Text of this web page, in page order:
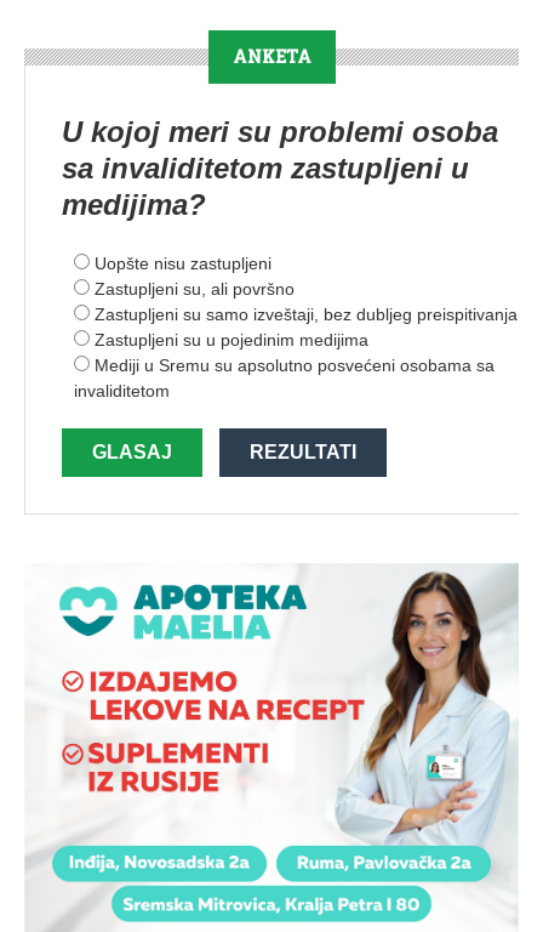
ANKETA
U kojoj meri su problemi osoba
sa invaliditetom zastupljeni u
medijima?
Uopšte nisu zastupljeni
Zastupljeni su, ali površno
Zastupljeni su samo izveštaji, bez dubljeg preispitivanja
Zastupljeni su u pojedinim medijima
Mediji u Sremu su apsolutno posvećeni osobama sa
invaliditetom
GLASAJ REZULTATI